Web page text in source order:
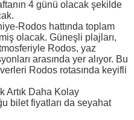
4 günü olacak şekilde
Rodos hattında toplam
olacak. Güneşli plajları,
Rodos, yaz
arasında yer alıyor. Bu
Rodos rotasında keyifli
Artık Daha Kolay
bilet fiyatları da seyahat